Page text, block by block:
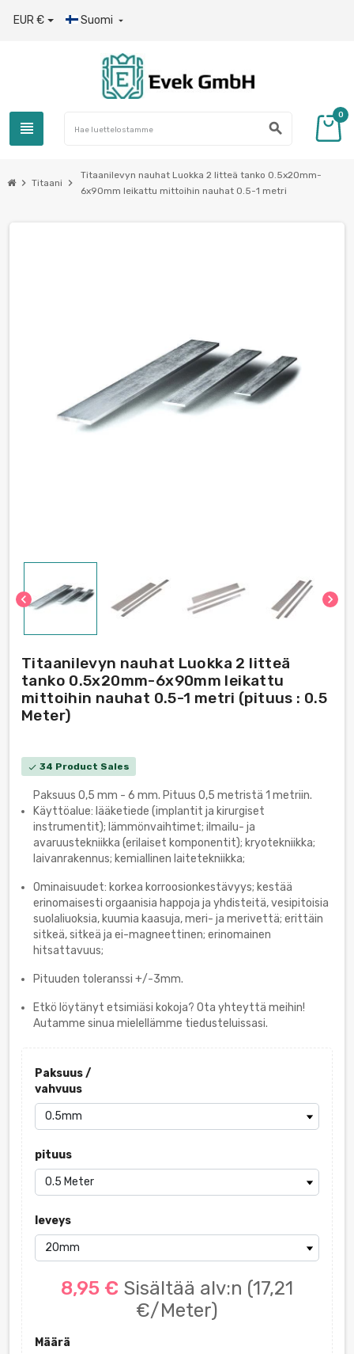
EUR € Suomi 
view_headline search
0
chevron_right Titaani chevron_right
Titaanilevyn nauhat Luokka 2 litteä tanko 0.5x20mm-
6x90mm leikattu mittoihin nauhat 0.5-1 metri
chevron_left chevron_right
Titaanilevyn nauhat Luokka 2 litteä
tanko 0.5x20mm-6x90mm leikattu
mittoihin nauhat 0.5-1 metri (pituus : 0.5
Meter)
check 34 Product Sales
Paksuus 0,5 mm - 6 mm. Pituus 0,5 metristä 1 metriin.
Käyttöalue: lääketiede (implantit ja kirurgiset
instrumentit); lämmönvaihtimet; ilmailu- ja
avaruustekniikka (erilaiset komponentit); kryotekniikka;
laivanrakennus; kemiallinen laitetekniikka;
Ominaisuudet: korkea korroosionkestävyys; kestää
erinomaisesti orgaanisia happoja ja yhdisteitä, vesipitoisia
suolaliuoksia, kuumia kaasuja, meri- ja merivettä; erittäin
sitkeä, sitkeä ja ei-magneettinen; erinomainen
hitsattavuus;
Pituuden toleranssi +/-3mm.
Etkö löytänyt etsimiäsi kokoja? Ota yhteyttä meihin!
Autamme sinua mielellämme tiedusteluissasi.
Paksuus /
vahvuus
pituus
leveys
8,95 € Sisältää alv:n (17,21
€/Meter)
Määrä